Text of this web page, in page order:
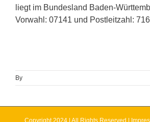
liegt im Bundesland Baden-
Vorwahl: 07141 und Postleitzahl:
By
Copyright 2024 | All Rights Reserved |